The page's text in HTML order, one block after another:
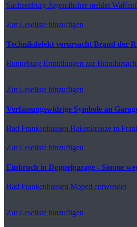
Sachsenburg Jugendlicher meldet
Zur Leseliste hinzufügen
Technikdefekt verursacht Brand der
Runneburg Ermittlungen zur
Zur Leseliste hinzufügen
Verfassungswidrige Symbole an
Bad Frankenhausen Hakenkreuze in
Zur Leseliste hinzufügen
Einbruch in Doppelgarage - Simme
Bad Frankenhausen Moped entwendet
Zur Leseliste hinzufügen